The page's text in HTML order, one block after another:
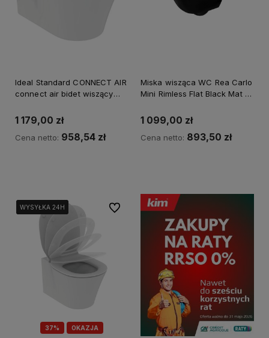
Ideal Standard CONNECT AIR
connect air bidet wiszący
1 179,00 zł
Cena netto: 958,54 zł
Miska wisząca WC Rea Carlo
Mini Rimless Flat Black Mat z
dodatkowo 5% rabatu na
kod REA5
1 099,00 zł
Cena netto: 893,50 zł
37% OKAZJA
WYSYŁKA 24H
WYSYŁKA 24H
WYSYŁKA 24H Do ulubionych